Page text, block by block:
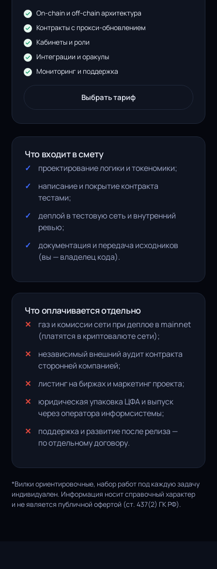
On-chain и off-chain архитектура
Контракты с прокси-обновлением
Кабинеты и роли
Интеграции и оракулы
Мониторинг и поддержка
Выбрать тариф
Что входит в смету
проектирование логики и токеномики;
написание и покрытие контракта
тестами;
деплой в тестовую сеть и внутренний
ревью;
документация и передача исходников
(вы — владелец кода).
Что оплачивается отдельно
газ и комиссии сети при деплое в mainnet
(платятся в криптовалюте сети);
независимый внешний аудит контракта
сторонней компанией;
листинг на биржах и маркетинг проекта;
юридическая упаковка ЦФА и выпуск
через оператора информсистемы;
поддержка и развитие после релиза —
по отдельному договору.
*Вилки ориентировочные, набор работ под каждую задачу
индивидуален. Информация носит справочный характер
и не является публичной офертой (ст. 437(2) ГК РФ).